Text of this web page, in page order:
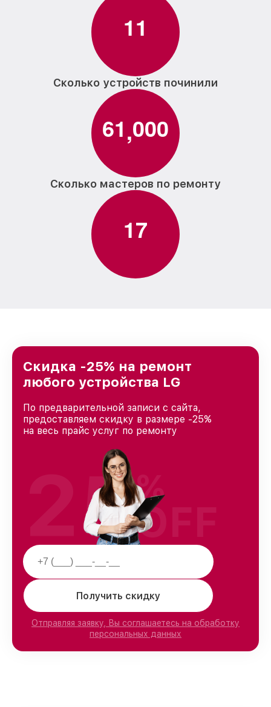
11
Сколько устройств починили
61,000
Сколько мастеров по ремонту
17
Скидка -25% на ремонт
любого устройства LG
По предварительной записи с сайта,
предоставляем скидку в размере -25%
на весь прайс услуг по ремонту
Получить скидку
Отправляя заявку, Вы соглашаетесь на обработку
персональных данных
25%
OFF